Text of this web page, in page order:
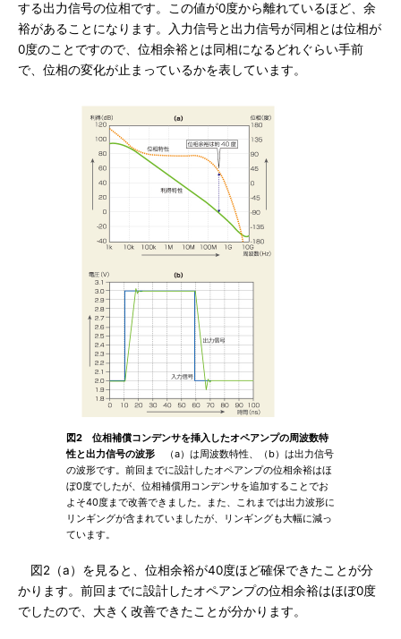
する出力信号の位相です。この値が0度から離れているほど、余
裕があることになります。入力信号と出力信号が同相とは位相が
0度のことですので、位相余裕とは同相になるどれぐらい手前
で、位相の変化が止まっているかを表しています。
図2 位相補償コンデンサを挿入したオペアンプの周波数特
性と出力信号の波形 （a）は周波数特性、（b）は出力信号
の波形です。前回までに設計したオペアンプの位相余裕はほ
ぼ0度でしたが、位相補償用コンデンサを追加することでお
よそ40度まで改善できました。また、これまでは出力波形に
リンギングが含まれていましたが、リンギングも大幅に減っ
ています。
図2（a）を見ると、位相余裕が40度ほど確保できたことが分
かります。前回までに設計したオペアンプの位相余裕はほぼ0度
でしたので、大きく改善できたことが分かります。